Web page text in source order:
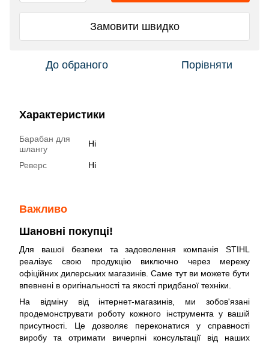
Замовити швидко
До обраного Порівняти
Характеристики
Барабан для
шлангу
Ні
Реверс Ні
Важливо
Шановні покупці!
Для вашої безпеки та задоволення компанія STIHL
реалізує свою продукцію виключно через мережу
офіційних дилерських магазинів. Саме тут ви можете бути
впевнені в оригінальності та якості придбаної техніки.
На відміну від інтернет-магазинів, ми зобов'язані
продемонструвати роботу кожного інструмента у вашій
присутності. Це дозволяє переконатися у справності
виробу та отримати вичерпні консультації від наших